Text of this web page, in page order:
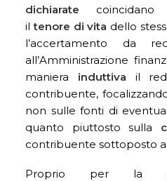
dichiarate coincidano
iltenore di vita dello
l’accertamento da
all’Amministrazione
maniera induttiva il
contribuente,
non sulle fonti di
quanto piuttosto sulla
contribuente sottoposto
Proprio per la